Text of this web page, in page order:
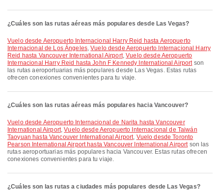
¿Cuáles son las rutas aéreas más populares desde Las Vegas?
Vuelo desde Aeropuerto Internacional Harry Reid hasta Aeropuerto
Internacional de Los Ángeles,Vuelo desde Aeropuerto Internacional Harry
Reid hasta Vancouver International Airport,Vuelo desde Aeropuerto
Internacional Harry Reid hasta John F Kennedy International Airportson
las rutas aeroportuarias más populares desde Las Vegas. Estas rutas
ofrecen conexiones convenientes para tu viaje.
¿Cuáles son las rutas aéreas más populares hacia Vancouver?
Vuelo desde Aeropuerto Internacional de Narita hasta Vancouver
International Airport,Vuelo desde Aeropuerto Internacional de Taiwán
Taoyuan hasta Vancouver International Airport, Vuelo desde Toronto
Pearson International Airport hasta Vancouver International Airportson las
rutas aeroportuarias más populares hacia Vancouver. Estas rutas ofrecen
conexiones convenientes para tu viaje.
¿Cuáles son las rutas a ciudades más populares desde Las Vegas?